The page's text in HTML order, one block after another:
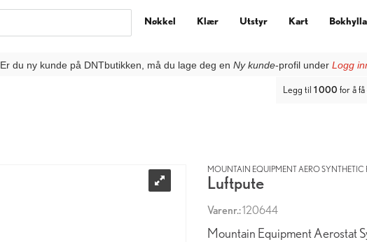
Er du ny kunde på DNTbutikken, må du lage deg en Ny kunde-profil under Logg
Nøkkel Klær Utstyr Kart Bokhylla
Legg til 1 000 for å
MOUNTAIN EQUIPMENT AERO SYNTHETIC
Luftpute
Varenr.:120644
Mountain Equipment Aerostat